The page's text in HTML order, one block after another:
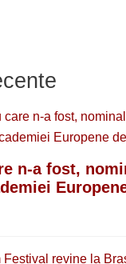
n-a fost,